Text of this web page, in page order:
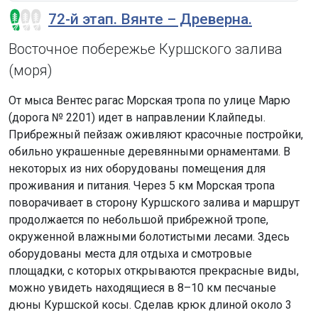
72-й этап. Вянте – Древерна.
Восточное побережье Куршского залива
(моря)
От мыса Вентес рагас Морская тропа по улице Марю
(дорога № 2201) идет в направлении Клайпеды.
Прибрежный пейзаж оживляют красочные постройки,
обильно украшенные деревянными орнаментами. В
некоторых из них оборудованы помещения для
проживания и питания. Через 5 км Морская тропа
поворачивает в сторону Куршского залива и маршрут
продолжается по небольшой прибрежной тропе,
окруженной влажными болотистыми лесами. Здесь
оборудованы места для отдыха и смотровые
площадки, с которых открываются прекрасные виды,
можно увидеть находящиеся в 8–10 км песчаные
дюны Куршской косы. Сделав крюк длиной около 3